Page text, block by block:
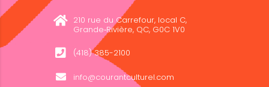
210 rue du Carrefour, local C,
Grande‑Rivière, QC, G0C 1V0
(418) 385-2100
info@courantculturel.com